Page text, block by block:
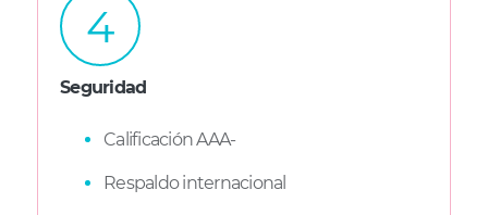
4
Seguridad
Calificación AAA-
Respaldo internacional